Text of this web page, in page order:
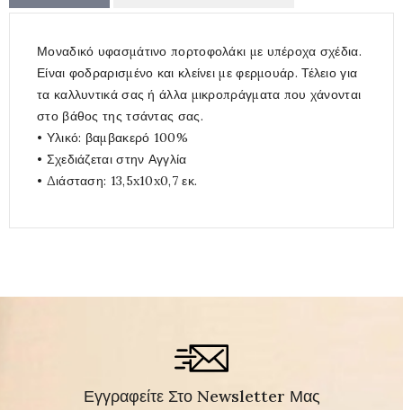
Μοναδικό υφασμάτινο πορτοφολάκι με υπέροχα σχέδια.
Είναι φοδραρισμένο και κλείνει με φερμουάρ. Τέλειο για
τα καλλυντικά σας ή άλλα μικροπράγματα που χάνονται
στο βάθος της τσάντας σας.
• Υλικό: βαμβακερό 100%
• Σχεδιάζεται στην Αγγλία
• Διάσταση: 13,5x10x0,7 εκ.
Εγγραφείτε Στο Newsletter Μας